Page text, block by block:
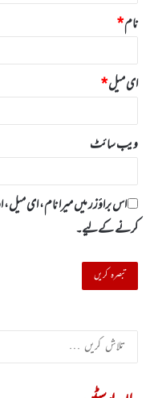
نام*
ای میل*
ویب‌ سائٹ
اس براؤزر میں میرا نام، ای
کرنے کےلیے۔